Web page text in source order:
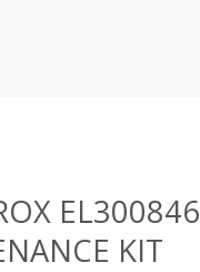
EL300846
KIT